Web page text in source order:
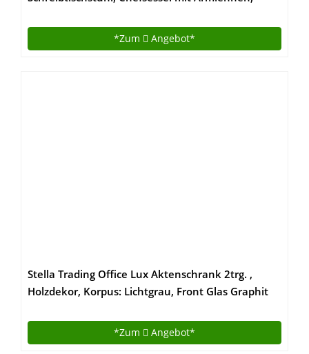
Stoffbezug schwarz / rot (62501SR4)
*Zum Angebot*
Stella Trading Office Lux Aktenschrank 2trg. ,
Holzdekor, Korpus: Lichtgrau, Front Glas Graphit
*Zum Angebot*